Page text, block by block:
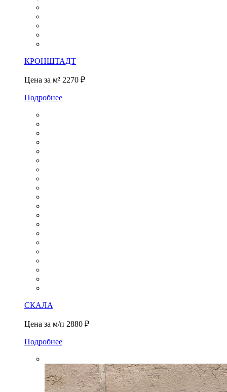
КРОНШТАДТ
Цена за м² 2270 ₽
Подробнее
СКАЛА
Цена за м/п 2880 ₽
Подробнее